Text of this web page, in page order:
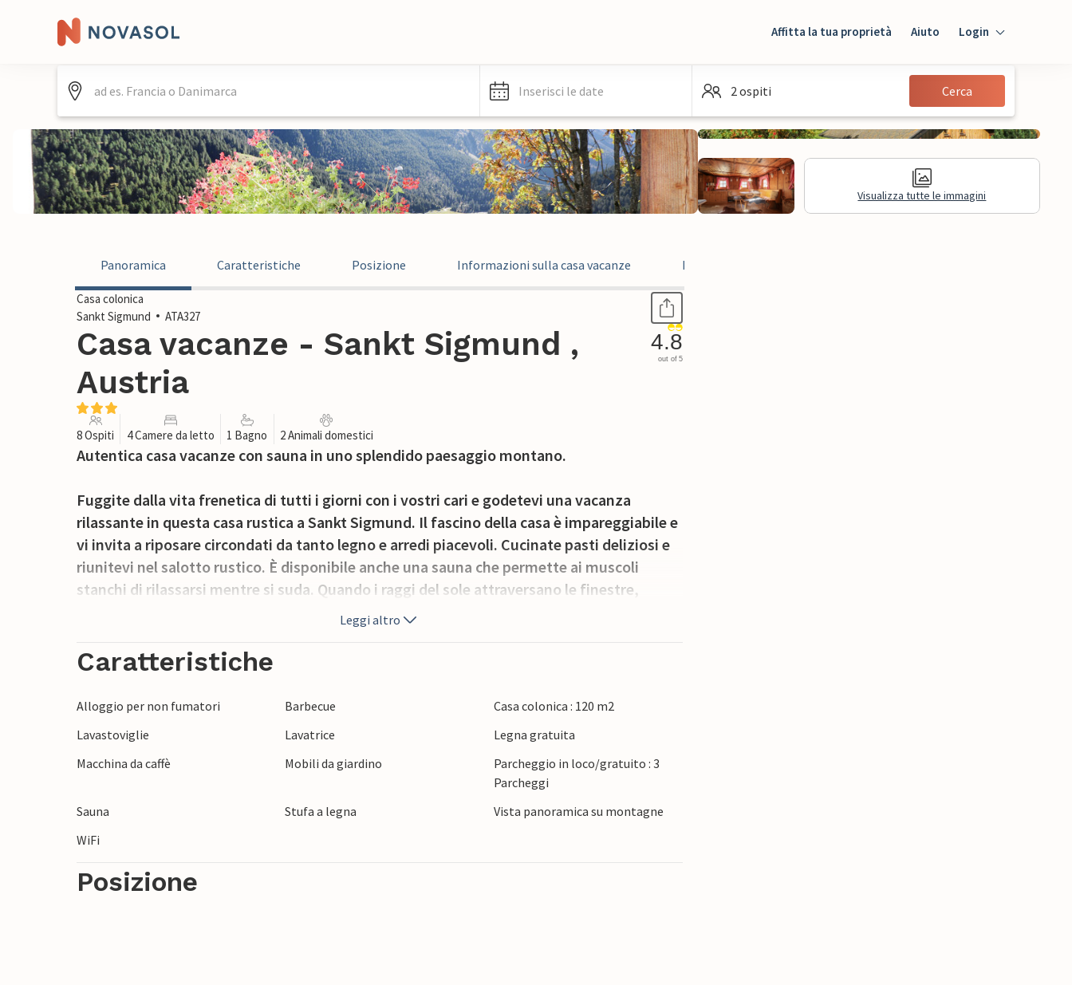
Affitta la tua proprietà Aiuto Login
Ospiti
Inserisci le date 2 ospiti Cerca
Visualizza tutte le immagini
Panoramica Caratteristiche Posizione Informazioni sulla casa vacanze Recensioni
Casa colonica
Sankt Sigmund
ATA327
Casa vacanze - Sankt Sigmund ,
Austria
4.8
out of 5
8 Ospiti 4 Camere da letto 1 Bagno 2 Animali domestici
Autentica casa vacanze con sauna in uno splendido paesaggio montano.
Fuggite dalla vita frenetica di tutti i giorni con i vostri cari e godetevi una vacanza
rilassante in questa casa rustica a Sankt Sigmund. Il fascino della casa è impareggiabile e
vi invita a riposare circondati da tanto legno e arredi piacevoli. Cucinate pasti deliziosi e
riunitevi nel salotto rustico. È disponibile anche una sauna che permette ai muscoli
stanchi di rilassarsi mentre si suda. Quando i raggi del sole attraversano le finestre,
potete mettervi comodi sulla terrazza di fronte alla casa o sul balcone e godervi la vista
escursioni a piedi o in mountain bike nei mesi caldi. Lasciatevi incantare dalla bellezza del
zona dove potrete sfrecciare sulle piste, ma anche lo sci di fondo può iniziare molto
vicino alla casa.
Non vedete l'ora di trascorrere una vacanza di successo in Tirolo!
Leggi altro
Caratteristiche
Alloggio per non fumatori Barbecue
Casa colonica : 120 m2
Lavastoviglie
Lavatrice
Legna gratuita
Macchina da caffè
Mobili da giardino
Parcheggio in loco/gratuito : 3
Parcheggi
Sauna
Stufa a legna
Vista panoramica su montagne
WiFi
Posizione